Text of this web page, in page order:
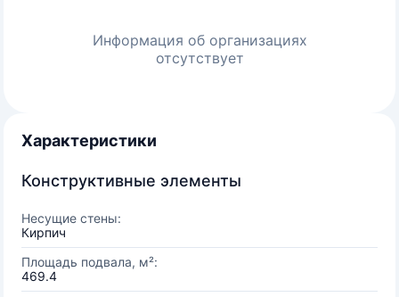
Информация об организациях
отсутствует
Характеристики
Конструктивные элементы
Несущие стены:
Кирпич
Площадь подвала, м²:
469.4